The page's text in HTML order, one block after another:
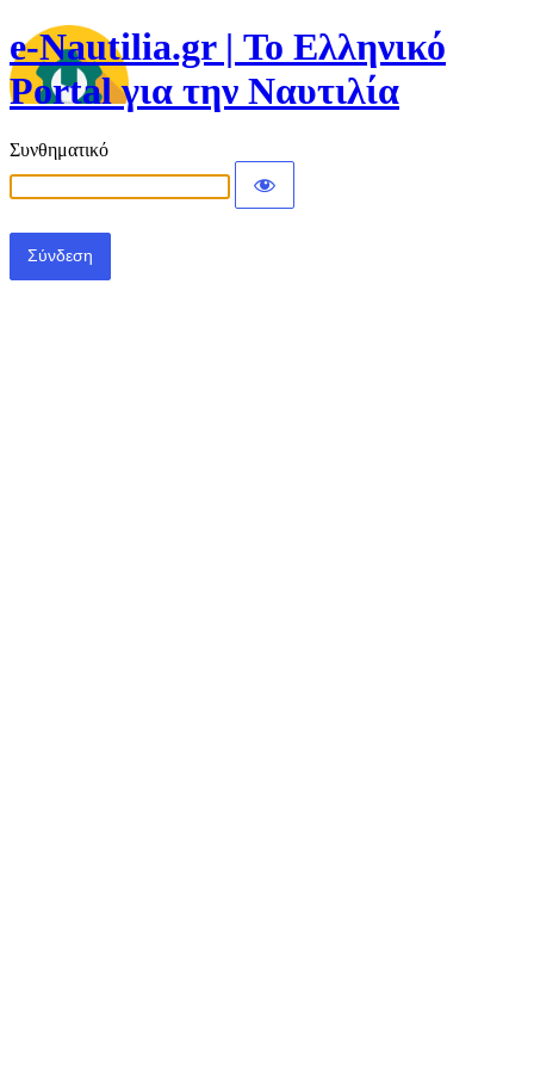
e-Nautilia.gr | Το Ελληνικό
Portal για την Ναυτιλία
Συνθηματικό